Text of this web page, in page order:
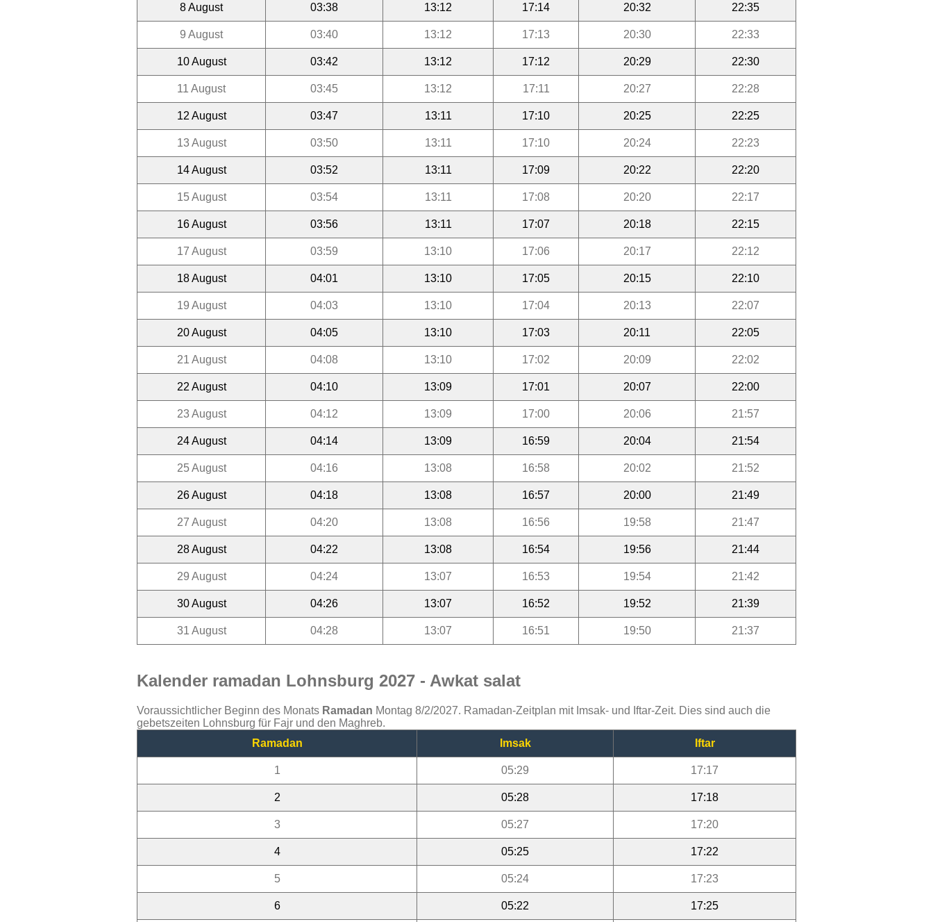
8 August 03:38 13:12 17:14 20:32 22:35
9 August 03:40 13:12 17:13 20:30 22:33
10 August 03:42 13:12 17:12 20:29 22:30
11 August 03:45 13:12 17:11 20:27 22:28
12 August 03:47 13:11 17:10 20:25 22:25
13 August 03:50 13:11 17:10 20:24 22:23
14 August 03:52 13:11 17:09 20:22 22:20
15 August 03:54 13:11 17:08 20:20 22:17
16 August 03:56 13:11 17:07 20:18 22:15
17 August 03:59 13:10 17:06 20:17 22:12
18 August 04:01 13:10 17:05 20:15 22:10
19 August 04:03 13:10 17:04 20:13 22:07
20 August 04:05 13:10 17:03 20:11 22:05
21 August 04:08 13:10 17:02 20:09 22:02
22 August 04:10 13:09 17:01 20:07 22:00
23 August 04:12 13:09 17:00 20:06 21:57
24 August 04:14 13:09 16:59 20:04 21:54
25 August 04:16 13:08 16:58 20:02 21:52
26 August 04:18 13:08 16:57 20:00 21:49
27 August 04:20 13:08 16:56 19:58 21:47
28 August 04:22 13:08 16:54 19:56 21:44
29 August 04:24 13:07 16:53 19:54 21:42
30 August 04:26 13:07 16:52 19:52 21:39
31 August 04:28 13:07 16:51 19:50 21:37
Kalender ramadan Lohnsburg 2027 - Awkat salat
Voraussichtlicher Beginn des Monats Ramadan Montag 8/2/2027. Ramadan-Zeitplan mit Imsak- und Iftar-Zeit. Dies sind auch die
gebetszeiten Lohnsburg für Fajr und den Maghreb.
Ramadan
Imsak Iftar
1 05:29 17:17
2 05:28 17:18
3 05:27 17:20
4 05:25 17:22
5 05:24 17:23
6 05:22 17:25